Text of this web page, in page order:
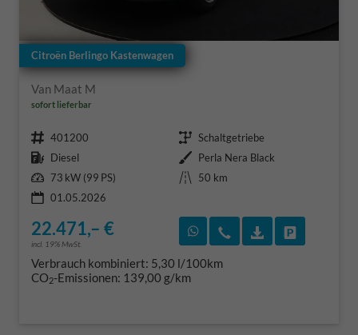
Citroën Berlingo Kastenwagen
Van Maat M
sofort lieferbar
Fahrzeugnr. 401200 Getriebe Schaltgetriebe
Kraftstoff Diesel Außenfarbe Perla Nera Black
Leistung 73 kW (99 PS) Kilometerstand
50 km
01.05.2026
22.471,– €
incl. 19% MwSt.
Rückruf vereinbaren
Wir rufen Sie an
Verbrauch kombiniert: 5,30 l/100km
CO2-Emissionen: 139,00 g/km